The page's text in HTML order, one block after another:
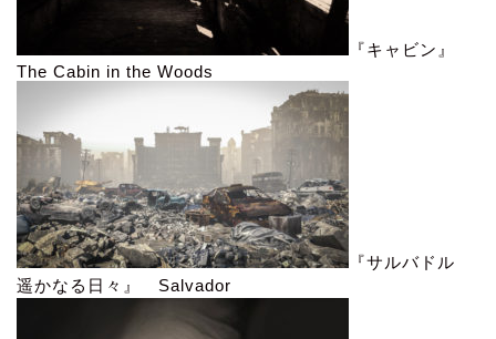
『キャビン』
The Cabin in the Woods
『サルバドル
遥かなる日々』 Salvador